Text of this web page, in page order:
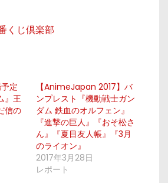
くじ倶楽部
定
』王
信の
【AnimeJapan 2017】バ
ンプレスト『機動戦士ガン
ダム 鉄血のオルフェン』
『進撃の巨人』『おそ松さ
ん』『夏目友人帳』『3月
のライオン』
2017年3月28日
レポート